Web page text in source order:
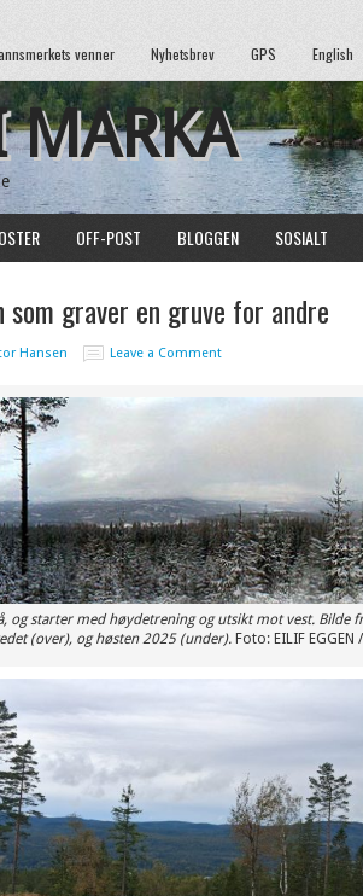
venner Nyhetsbrev GPS English
MARKA
OFF-POST BLOGGEN SOSIALT
som graver en gruve for andre
Hansen Leave a Comment
og starter med høydetrening og utsikt mot vest. Bilde
(over), og høsten 2025 (under).Foto: EILIF EGGEN /